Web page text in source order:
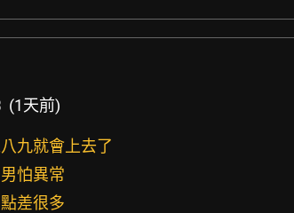
(1天前)
九就會上去了
怕異常
差很多